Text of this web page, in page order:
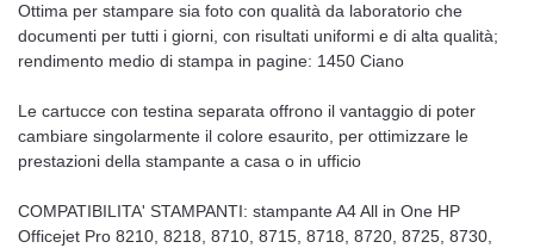
Ottima per stampare sia foto con qualità da laboratorio che
documenti per tutti i giorni, con risultati uniformi e di alta qualità;
rendimento medio di stampa in pagine: 1450 Ciano
Le cartucce con testina separata offrono il vantaggio di poter
cambiare singolarmente il colore esaurito, per ottimizzare le
prestazioni della stampante a casa o in ufficio
COMPATIBILITA' STAMPANTI: stampante A4 All in One HP
Officejet Pro 8210, 8218, 8710, 8715, 8718, 8720, 8725, 8730,